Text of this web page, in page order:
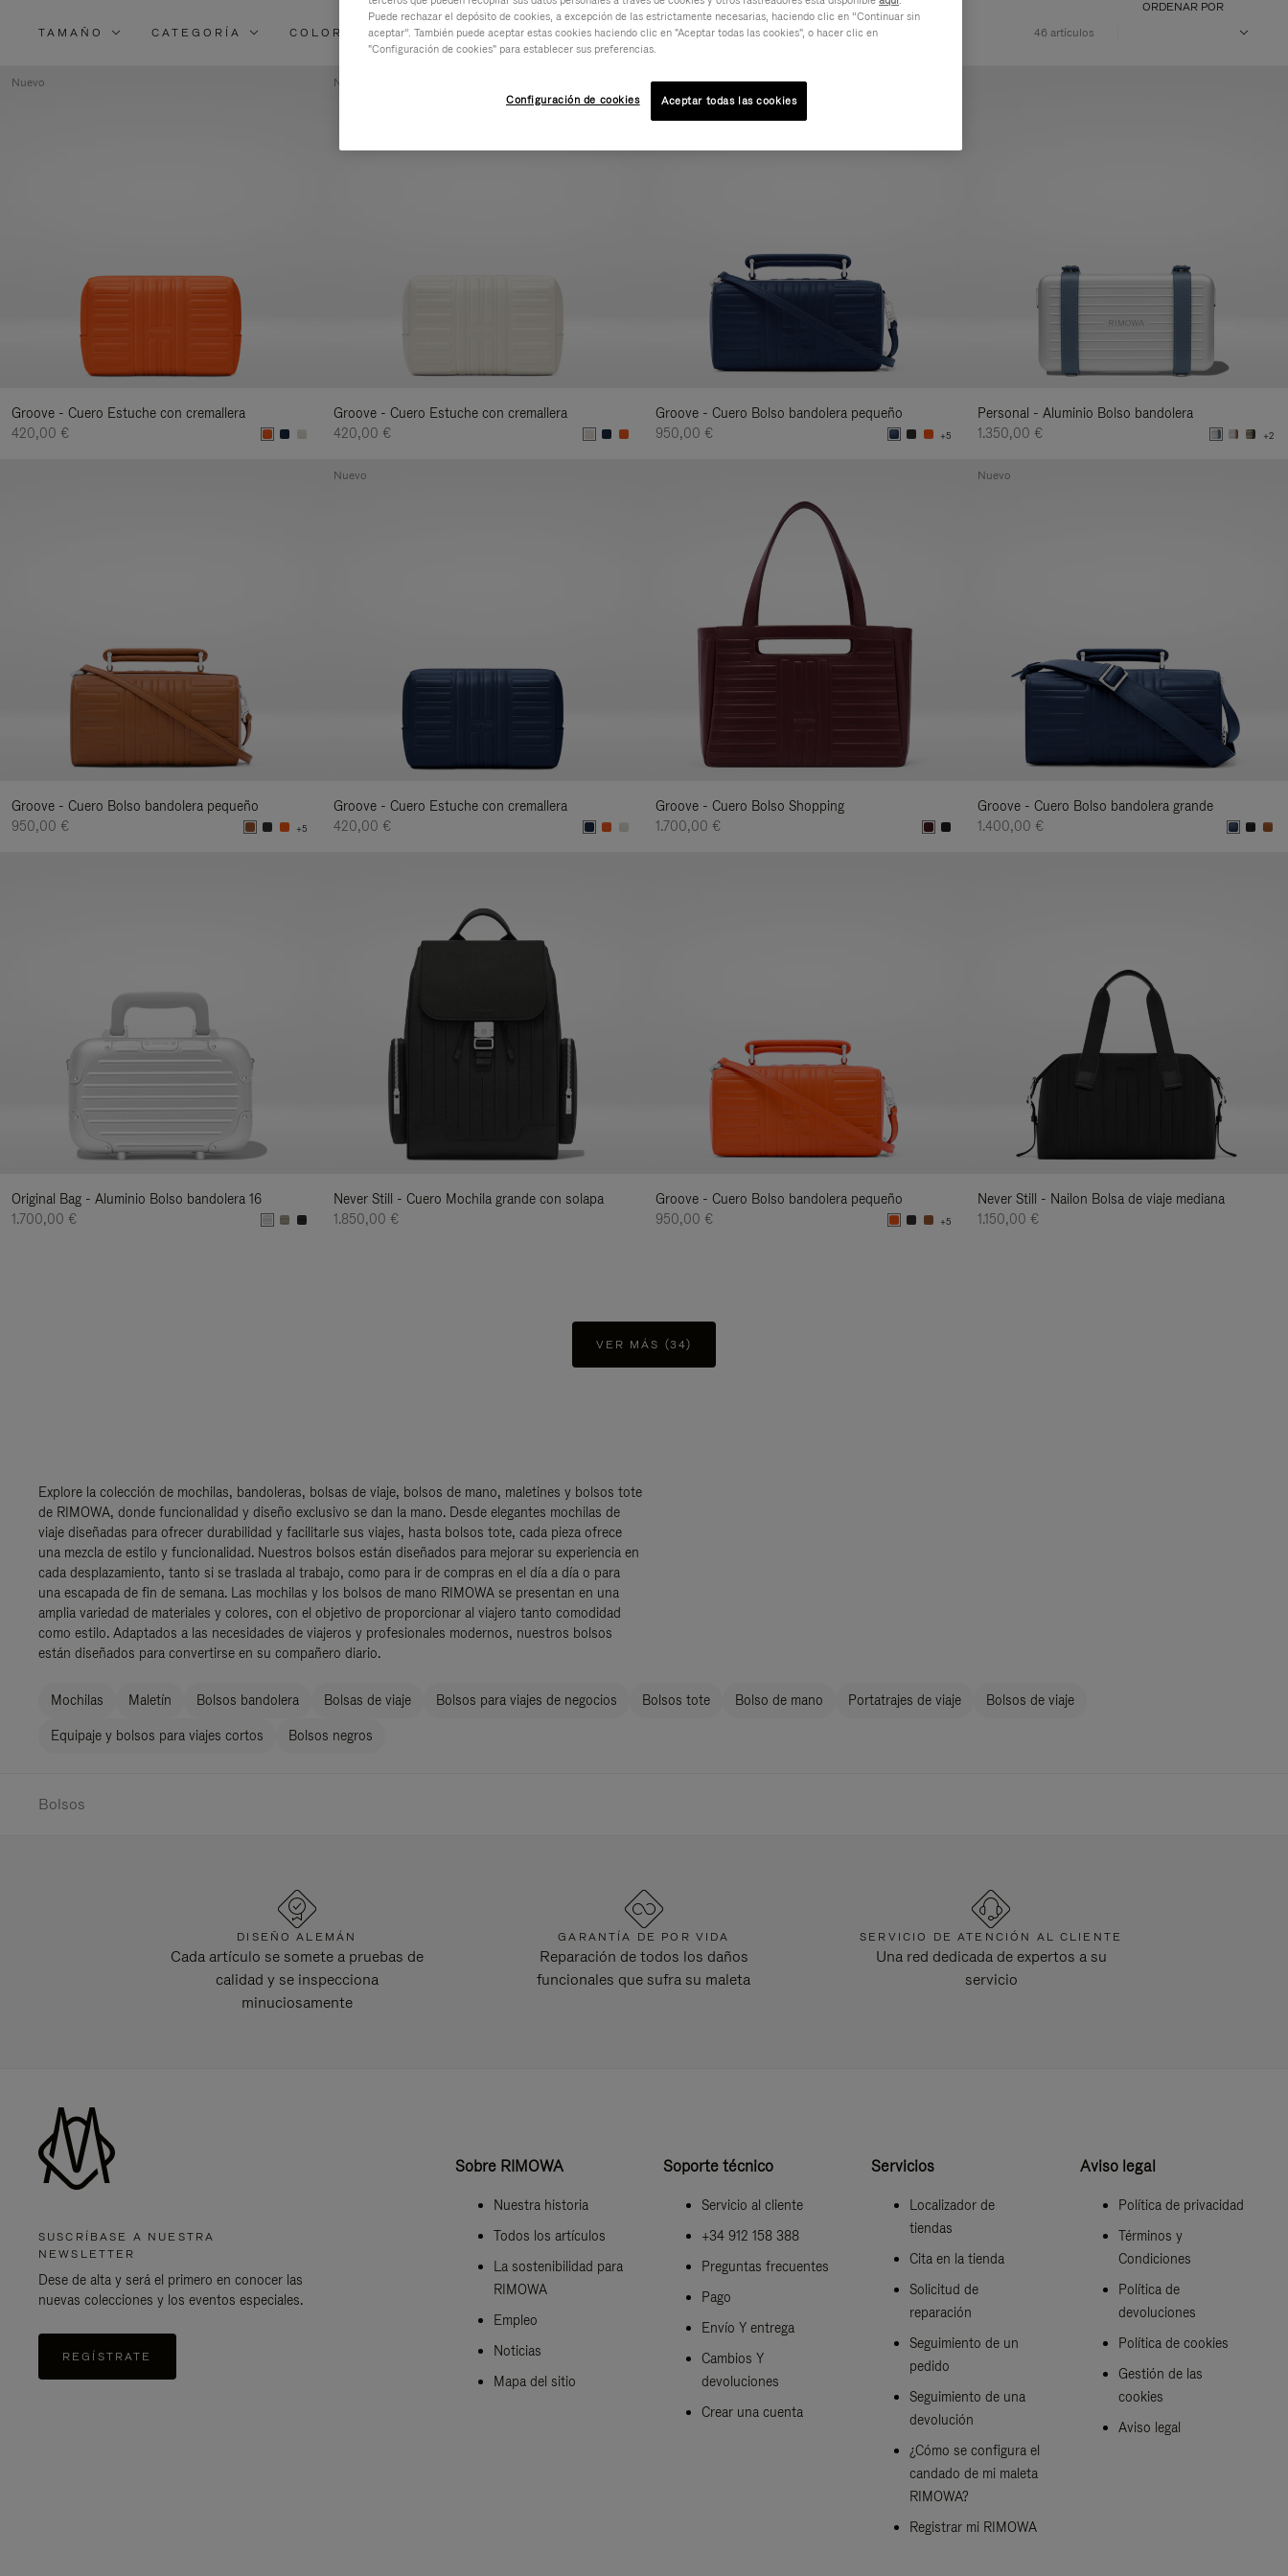
Filtra
por:
TAMAÑO CATEGORÍA COLOR MATERIAL COLECCIÓN CARACTERÍSTICAS VOLUMEN 46 artículos
ORDENAR POR
Groove - Cuero Estuche con cremallera
420,00 €
Nuevo
Groove - Cuero Estuche con cremallera
420,00 €
Nuevo
Groove - Cuero Bolso bandolera pequeño
950,00 €
+5
Nuevo
Personal - Aluminio Bolso bandolera
1.350,00 €
+2
Groove - Cuero Bolso bandolera pequeño
950,00 €
+5
Groove - Cuero Estuche con cremallera
420,00 €
Nuevo
Groove - Cuero Bolso Shopping
1.700,00 €
Groove - Cuero Bolso bandolera grande
1.400,00 €
Nuevo
Original Bag - Aluminio Bolso bandolera 16
1.700,00 €
Never Still - Cuero Mochila grande con solapa
1.850,00 €
Groove - Cuero Bolso bandolera pequeño
950,00 €
+5
Never Still - Nailon Bolsa de viaje mediana
1.150,00 €
VER MÁS (34)
Explore la colección de mochilas, bandoleras, bolsas de viaje, bolsos de mano, maletines y bolsos tote
de RIMOWA, donde funcionalidad y diseño exclusivo se dan la mano. Desde elegantes mochilas de
viaje diseñadas para ofrecer durabilidad y facilitarle sus viajes, hasta bolsos tote, cada pieza ofrece
una mezcla de estilo y funcionalidad. Nuestros bolsos están diseñados para mejorar su experiencia en
cada desplazamiento, tanto si se traslada al trabajo, como para ir de compras en el día a día o para
una escapada de fin de semana. Las mochilas y los bolsos de mano RIMOWA se presentan en una
amplia variedad de materiales y colores, con el objetivo de proporcionar al viajero tanto comodidad
como estilo. Adaptados a las necesidades de viajeros y profesionales modernos, nuestros bolsos
están diseñados para convertirse en su compañero diario.
Mochilas Maletín Bolsos bandolera Bolsas de viaje Bolsos para viajes de negocios Bolsos tote Bolso de mano Portatrajes de viaje Bolsos de viaje
Equipaje y bolsos para viajes cortos Bolsos negros
Bolsos
DISEÑO ALEMÁN
Cada artículo se somete a pruebas de
calidad y se inspecciona
minuciosamente
GARANTÍA DE POR VIDA
Reparación de todos los daños
funcionales que sufra su maleta
SERVICIO DE ATENCIÓN AL CLIENTE
Una red dedicada de expertos a su
servicio
SUSCRÍBASE A NUESTRA
NEWSLETTER
Dese de alta y será el primero en conocer las
nuevas colecciones y los eventos especiales.
REGÍSTRATE
Sobre RIMOWA
Nuestra historia
Todos los artículos
La sostenibilidad para
RIMOWA
Empleo
Noticias
Mapa del sitio
Soporte técnico
Servicio al cliente
+34 912 158 388
Preguntas frecuentes
Pago
Envío Y entrega
Cambios Y
devoluciones
Crear una cuenta
Servicios
Localizador de
tiendas
Cita en la tienda
Solicitud de
reparación
Seguimiento de un
pedido
Seguimiento de una
devolución
¿Cómo se configura el
candado de mi maleta
RIMOWA?
Registrar mi RIMOWA
Aviso legal
Política de privacidad
Términos y
Condiciones
Política de
devoluciones
Política de cookies
Gestión de las
cookies
Aviso legal
Puede rechazar el depósito de cookies, a excepción de las estrictamente necesarias, haciendo clic en “Continuar sin
aceptar”. También puede aceptar estas cookies haciendo clic en "Aceptar todas las cookies", o hacer clic en
"Configuración de cookies" para establecer sus preferencias.
Configuración de cookies Aceptar todas las cookies